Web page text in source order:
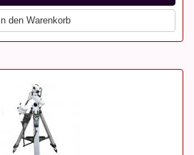
In den Warenkorb